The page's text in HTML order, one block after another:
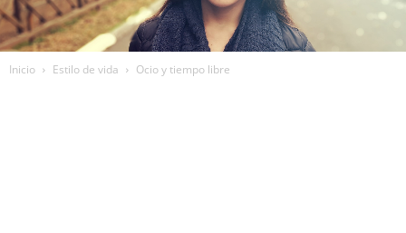
Inicio Estilo de vida Ocio y tiempo libre